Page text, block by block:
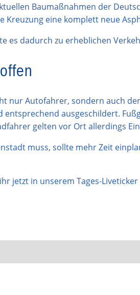
Baumaßnahmen der
Kreuzung eine komplett neue
es dadurch zu erheblichen
nur Autofahrer, sondern auch
ausgeschildert.
gelten vor Ort allerdings
muss, sollte mehr Zeit
jetzt in unserem Tages-